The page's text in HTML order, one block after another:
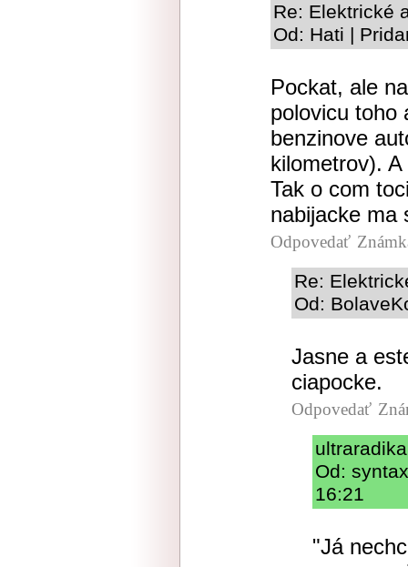
Re: Elektrické
Od: Hati |
Pockat, ale
polovicu toho
benzinove
kilometrov).
Tak o com
nabijacke ma
Odpovedať
Re:
Od:
Jasne a
ciapocke.
Odpovedať
Od:
16:21
"Já